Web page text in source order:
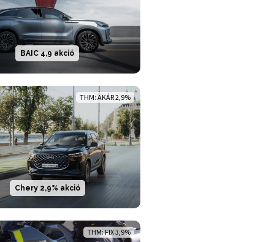
BAIC 4,9 akció
THM: AKÁR 2,9%
Chery 2,9% akció
THM: FIX 3,9%